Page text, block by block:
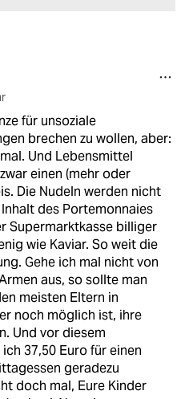
für unsoziale
brechen zu wollen, aber:
Und Lebensmittel
einen (mehr oder
Die Nudeln werden nicht
des Portemonnaies
Supermarktkasse billiger
wie Kaviar. So weit die
Gehe ich mal nicht von
aus, so sollte man
meisten Eltern in
noch möglich ist, ihre
Und vor diesem
37,50 Euro für einen
geradezu
doch mal, Eure Kinder